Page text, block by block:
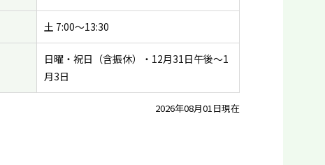
土 7:00〜13:30
日曜・祝日（含振休）・12月31日午後〜1
月3日
2026年08月01日現在